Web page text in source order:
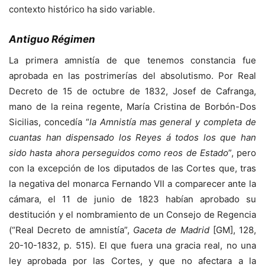
contexto histórico ha sido variable.
Antiguo Régimen
La primera amnistía de que tenemos constancia fue
aprobada en las postrimerías del absolutismo. Por Real
Decreto de 15 de octubre de 1832, Josef de Cafranga,
mano de la reina regente, María Cristina de Borbón-Dos
Sicilias, concedía “la Amnistía mas general y completa de
cuantas han dispensado los Reyes á todos los que han
sido hasta ahora perseguidos como reos de Estado”, pero
con la excepción de los diputados de las Cortes que, tras
la negativa del monarca Fernando VII a comparecer ante la
cámara, el 11 de junio de 1823 habían aprobado su
destitución y el nombramiento de un Consejo de Regencia
(“Real Decreto de amnistía”, Gaceta de Madrid [GM], 128,
20-10-1832, p. 515). El que fuera una gracia real, no una
ley aprobada por las Cortes, y que no afectara a la